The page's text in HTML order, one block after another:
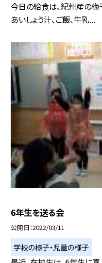
今日の給食は、紀州産の梅
あいしょう汁、ご飯、牛乳...
6年生を送る会
公開日 2022/03/11
学校の様子・児童の様子